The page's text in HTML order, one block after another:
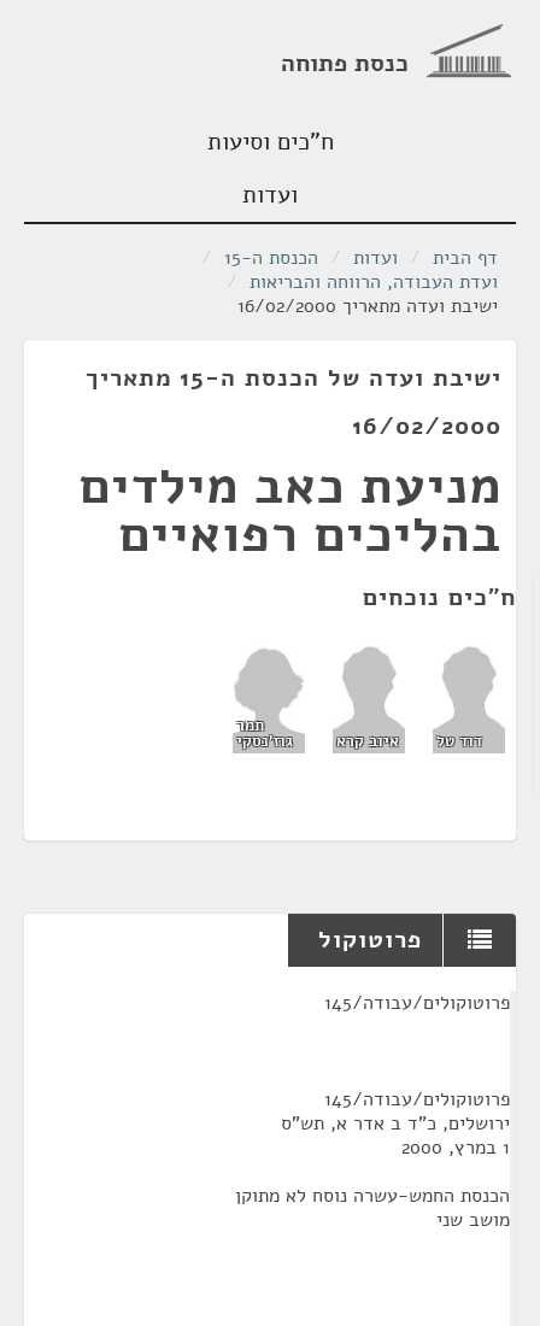
כנסת פתוחה
ח"כים וסיעות
ועדות
דף הבית / ועדות / הכנסת ה-15
/
ועדת העבודה, הרווחה והבריאות /
ישיבת ועדה מתאריך 16/02/2000
ישיבת ועדה של הכנסת ה-15 מתאריך
16/02/2000
מניעת כאב מילדים
בהליכים רפואיים
ח"כים נוכחים
דוד טל איוב קרא
תמר
גוז'נסקי
פרוטוקול
פרוטוקולים/עבודה/145
פרוטוקולים/עבודה/145
ירושלים, כ"ד ב אדר א, תש"ס
1 במרץ, 2000
הכנסת החמש-עשרה נוסח לא מתוקן
מושב שני